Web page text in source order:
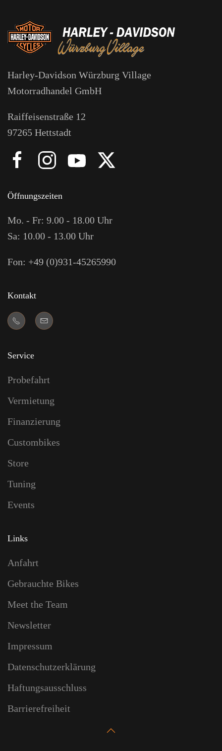
Harley-Davidson Würzburg Village
Motorradhandel GmbH
Raiffeisenstraße 12
97265 Hettstadt
Öffnungszeiten
Mo. - Fr: 9.00 - 18.00 Uhr
Sa: 10.00 - 13.00 Uhr
Fon: +49 (0)931-45265990
Kontakt
Service
Probefahrt
Vermietung
Finanzierung
Custombikes
Store
Tuning
Events
Links
Anfahrt
Gebrauchte Bikes
Meet the Team
Newsletter
Impressum
Datenschutzerklärung
Haftungsausschluss
Barrierefreiheit